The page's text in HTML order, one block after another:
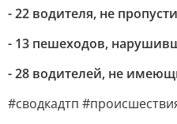
- 22 водителя, не
- 13 пешеходов,
- 28 водителей, не
#сводкадтп